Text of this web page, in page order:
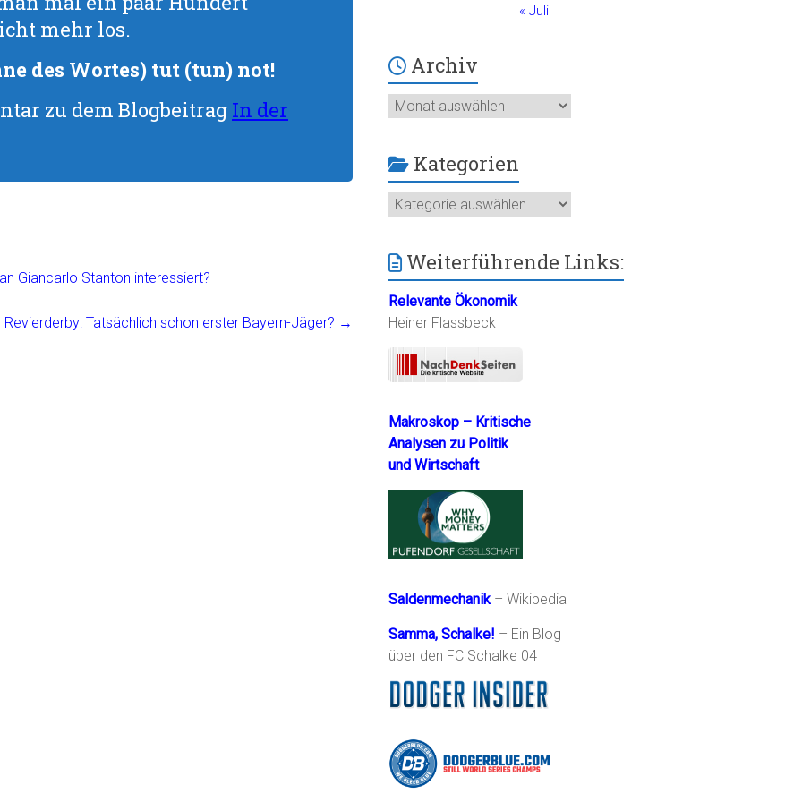
mehr los.
des Wortes) tut (tun) not!
zu dem Blogbeitrag In der
Giancarlo Stanton interessiert?
Tatsächlich schon erster Bayern-Jäger? →
« Juli
Archiv
Archiv
Kategorien
Kategorien
Weiterführende Links:
Relevante Ökonomik
Heiner Flassbeck
Makroskop – Kritische
Analysen zu Politik
und Wirtschaft
Saldenmechanik– Wikipedia
Samma, Schalke! – Ein Blog
über den FC Schalke 04